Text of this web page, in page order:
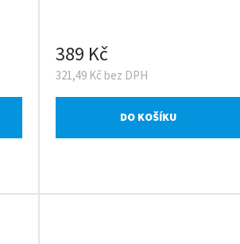
321,49 Kč bez DPH
389 Kč
DO KOŠÍKU